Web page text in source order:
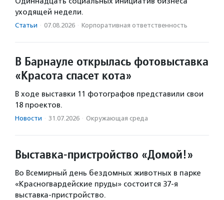
уходящей недели.
Статьи · 07.08.2026 · Корпоративная ответственность
В Барнауле открылась фотовыставка
«Красота спасет кота»
В ходе выставки 11 фотографов представили свои
18 проектов.
Новости · 31.07.2026 · Окружающая среда
Выставка-пристройство «Домой!»
Во Всемирный день бездомных животных в парке
«Красногвардейские пруды» состоится 37-я
выставка-пристройство.